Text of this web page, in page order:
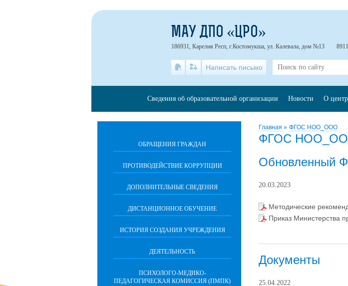
Главная » ФГОС НОО_ООО
ФГОС
Обновленный
20.03.2023
Методические
Приказ Министерства
Документы
25.04.2022
ОБРАЩЕНИЯ ГРАЖДАН
ПРОТИВОДЕЙСТВИЕ КОРРУПЦИИ
ДОПОЛНИТЕЛЬНЫЕ СВЕДЕНИЯ
ДИСТАНЦИОННОЕ ОБУЧЕНИЕ
ИСТОРИЯ СОЗДАНИЯ УЧРЕЖДЕНИЯ
ДЕЯТЕЛЬНОСТЬ
ПСИХОЛОГО-МЕДИКО-
ПЕДАГОГИЧЕСКАЯ КОМИССИЯ (ПМПК)
МАУ ДПО «ЦРО»
186931, Карелия Респ, г.Костомукша, ул. Калевала, дом №13
Написать письмо
Сведения об образовательной организации Новости О